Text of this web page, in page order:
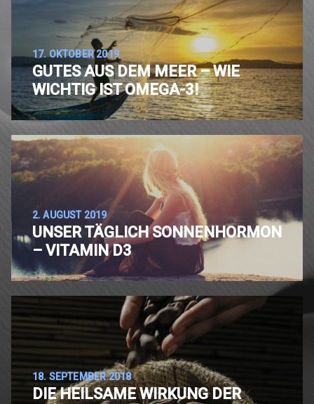
17. OKTOBER 2019
GUTES AUS DEM MEER – WIE
WICHTIG IST OMEGA-3!
2. AUGUST 2019
UNSER TÄGLICH SONNENHORMON
– VITAMIN D3
18. SEPTEMBER 2018
DIE HEILSAME WIRKUNG DER